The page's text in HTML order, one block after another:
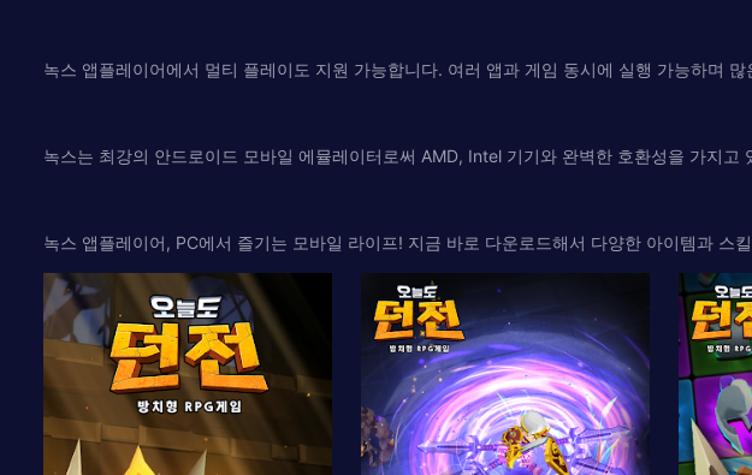
녹스 앱플레이어에서 멀티 플레이도 지원 가능합니다. 여러 앱과 게임 동시에 실행 가능하며
녹스는 최강의 안드로이드 모바일 에뮬레이터로써 AMD, Intel 기기와 완벽한 호환성을 가지
녹스 앱플레이어, PC에서 즐기는 모바일 라이프! 지금 바로 다운로드해서 다양한 아이템과 스